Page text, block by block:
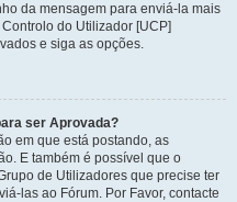
da mensagem para enviá-la mais
do Utilizador [UCP]
e siga as opções.
ser Aprovada?
em que está postando, as
E também é possível que o
de Utilizadores que precise ter
las ao Fórum. Por Favor, contacte